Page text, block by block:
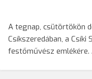
A tegnap, csütörtökön
Csíkszeredában, a Csíki
festőművész